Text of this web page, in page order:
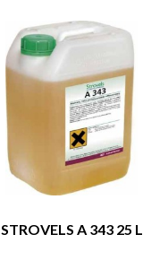
STROVELS A 343 25 L